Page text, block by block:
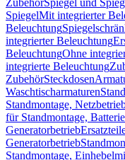
ZubehörSpiegel und
SpiegelMit integrierter
Beleuchtung
integrierter Beleuchtung
BeleuchtungOhne
integrierte Beleuchtung
ZubehörSteckdosen
Waschtischarmaturen
Standmontage,
für Standmontage,
Generatorbetrieb
Generatorbetrieb
Standmontage,